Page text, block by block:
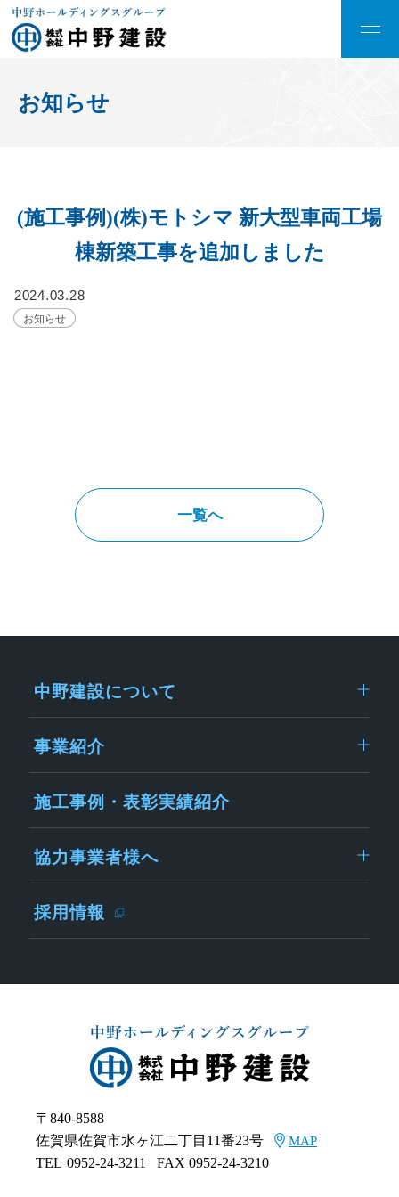
お知らせ
(施工事例)(株)モトシマ 新大型車両工場
棟新築工事を追加しました
2024.03.28
お知らせ
一覧へ
中野建設について
事業紹介
施工事例・表彰実績紹介
協力事業者様へ
採用情報
〒840-8588
佐賀県佐賀市水ヶ江二丁目11番23号
MAP
TEL 0952-24-3211 FAX 0952-24-3210